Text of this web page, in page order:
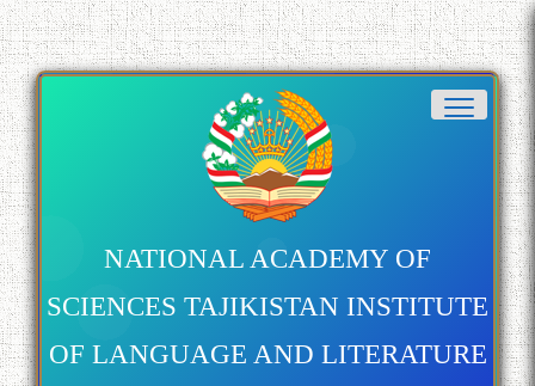
NATIONAL ACADEMY OF
SCIENCES TAJIKISTAN INSTITUTE
OF LANGUAGE AND LITERATURE